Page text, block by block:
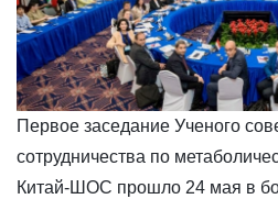
​Первое заседание Ученого
сотрудничества по
Китай-ШОС прошло 24 мая в